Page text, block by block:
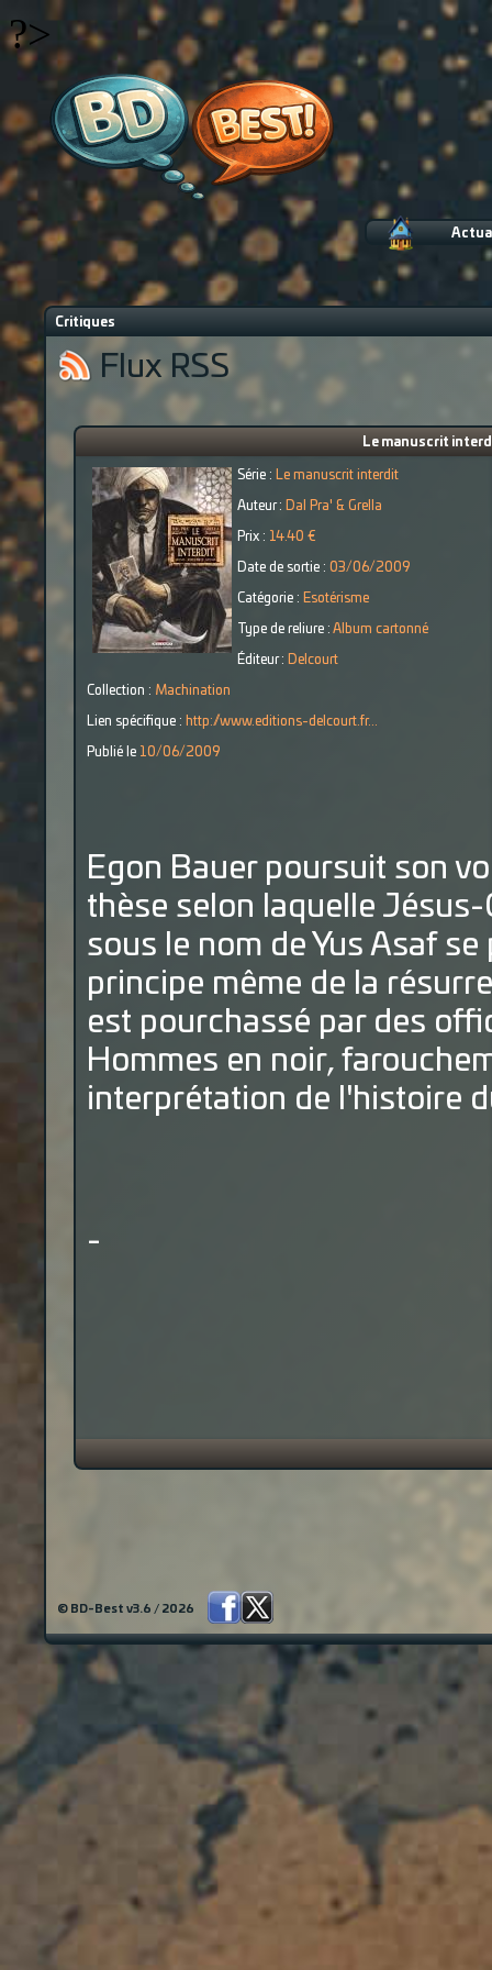
?>
Critiques
Flux RSS
Le manuscrit
Série : Le manuscrit interdit
Auteur : Dal Pra' & Grella
Prix : 14.40 €
Date de sortie : 03/06/2009
Catégorie : Esotérisme
Type de reliure : Album cartonné
Éditeur : Delcourt
Collection : Machination
Lien spécifique : http://www.editions-delcourt.fr...
Publié le 10/06/2009
Egon Bauer poursuit son
thèse selon laquelle
sous le nom de Yus Asaf
principe même de la
est pourchassé par des
Hommes en noir,
interprétation de l'histoire
-
© BD-Best v3.6 / 2026